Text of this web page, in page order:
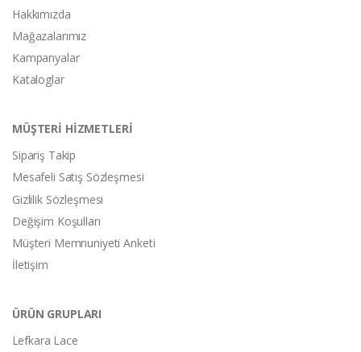
Hakkımızda
Mağazalarımız
Kampanyalar
Kataloglar
MÜŞTERİ HİZMETLERİ
Sipariş Takip
Mesafeli Satış Sözleşmesi
Gizlilik Sözleşmesi
Değişim Koşulları
Müşteri Memnuniyeti Anketi
İletişim
ÜRÜN GRUPLARI
Lefkara Lace